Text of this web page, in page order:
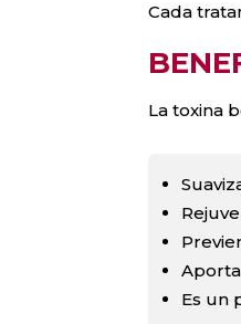
Cada
La toxina
Es un